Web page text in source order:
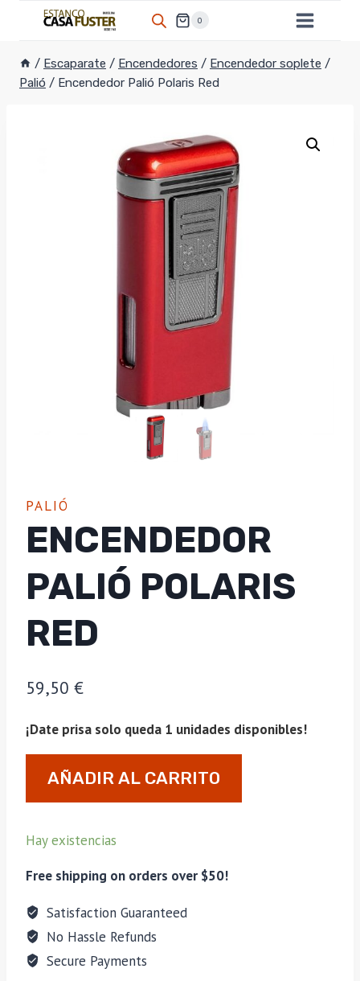
0
/ Escaparate / Encendedores / Encendedor soplete /
Palió / Encendedor Palió Polaris Red
PALIÓ
ENCENDEDOR
PALIÓ POLARIS
RED
59,50 €
¡Date prisa solo queda 1 unidades disponibles!
Palió
Polaris
cantidad
AÑADIR AL CARRITO
Hay existencias
Free shipping on orders over $50!
Satisfaction Guaranteed
No Hassle Refunds
Secure Payments